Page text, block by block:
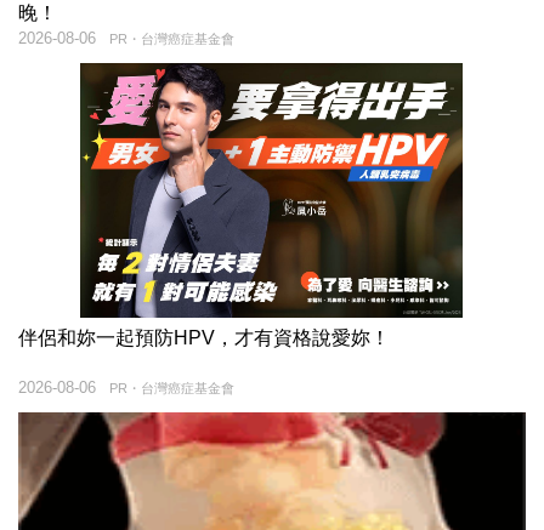
晚！
PR・台灣癌症基金會
2026-08-06
伴侶和妳一起預防HPV，才有資格說愛妳！
PR・台灣癌症基金會
2026-08-06